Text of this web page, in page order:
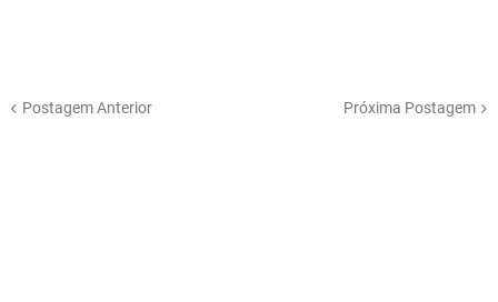
Postagem Anterior Próxima Postagem